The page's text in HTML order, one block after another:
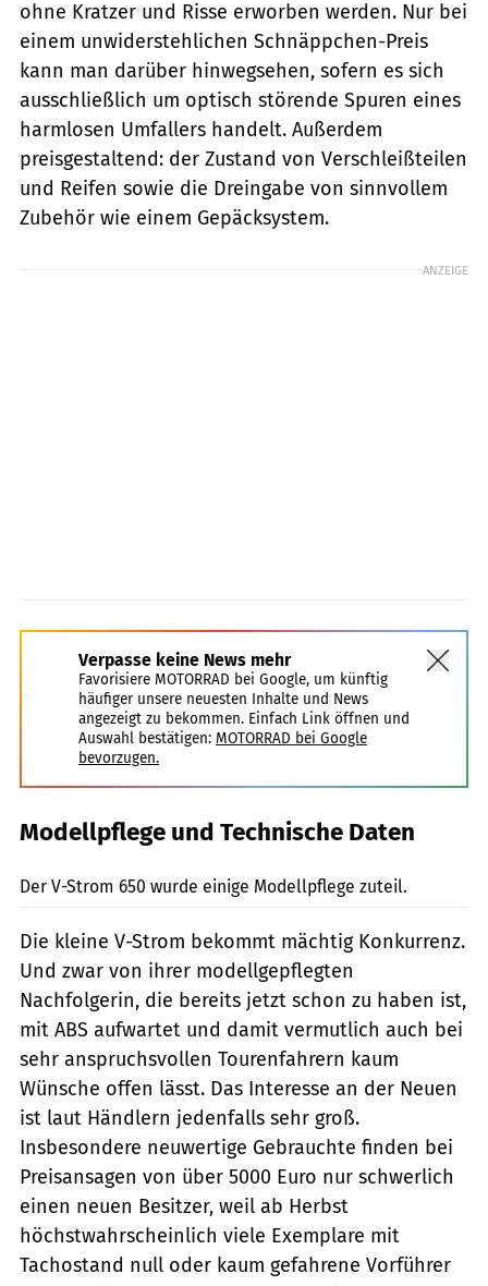
ohne Kratzer und Risse erworben werden. Nur bei
einem unwiderstehlichen Schnäppchen-Preis
kann man darüber hinwegsehen, sofern es sich
ausschließlich um optisch störende Spuren eines
harmlosen Umfallers handelt. Außerdem
preisgestaltend: der Zustand von Verschleißteilen
und Reifen sowie die Dreingabe von sinnvollem
Zubehör wie einem Gepäcksystem.
ANZEIGE
Verpasse keine News mehr
Favorisiere MOTORRAD bei Google, um künftig
häufiger unsere neuesten Inhalte und News
angezeigt zu bekommen. Einfach Link öffnen und
Auswahl bestätigen: MOTORRAD bei Google
bevorzugen.
Modellpflege und Technische Daten
Der V-Strom 650 wurde einige Modellpflege zuteil.
Die kleine V-Strom bekommt mächtig Konkurrenz.
Und zwar von ihrer modellgepflegten
Nachfolgerin, die bereits jetzt schon zu haben ist,
mit ABS aufwartet und damit vermutlich auch bei
sehr anspruchsvollen Tourenfahrern kaum
Wünsche offen lässt. Das Interesse an der Neuen
ist laut Händlern jedenfalls sehr groß.
Insbesondere neuwertige Gebrauchte finden bei
Preisansagen von über 5000 Euro nur schwerlich
einen neuen Besitzer, weil ab Herbst
höchstwahrscheinlich viele Exemplare mit
Tachostand null oder kaum gefahrene Vorführer